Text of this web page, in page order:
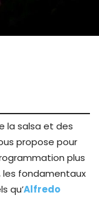
la salsa et des
propose pour
plus
les fondamentaux
qu’Alfredo